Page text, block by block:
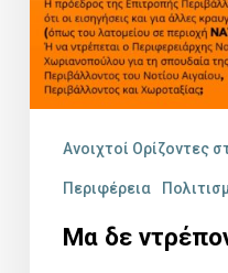
Ανοιχτοί Ορίζοντες
Περιφέρεια
Μα δε